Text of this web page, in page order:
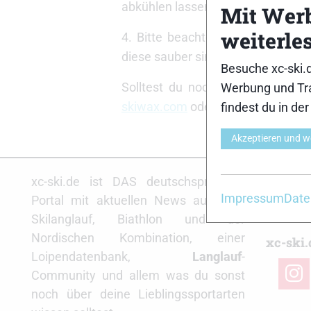
abkühlen lassen und dann in
4. Bitte beachten: Bei Alpinski
diese sauber sind und keine
Solltest du noch spezielle
skiwax.com oder Frage auf
xc-ski.de ist DAS deutschsprachige
Portal mit aktuellen News aus dem
Skilanglauf, Biathlon und der
Nordischen Kombination, einer
Loipendatenbank, Langlauf-
Community und allem was du sonst
noch über deine Lieblingssportarten
Partner
xc-
Mit
Besuche xc-
Werbung und
findest du in der
Akzeptieren und
Impressum